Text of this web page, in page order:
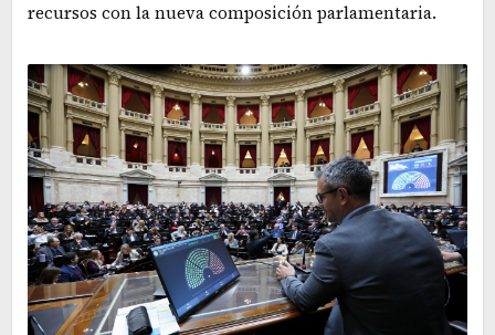
recursos con la nueva composición parlamentaria.